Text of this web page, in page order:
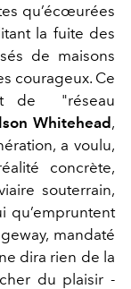
qu’écœurées
la fuite des
de maisons
courageux. Ce
de "réseau
Whitehead,
a voulu,
concrète,
souterrain,
qu’empruntent
mandaté
dira rien de la
du plaisir -